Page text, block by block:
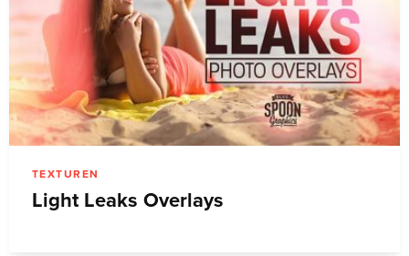
TEXTUREN
Light Leaks Overlays